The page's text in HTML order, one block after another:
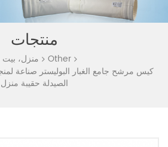
منتجات
منزل، بيت
Other
كيس مرشح جامع الغبار البوليستر صناعة
الصيدلة حقيبة منزل